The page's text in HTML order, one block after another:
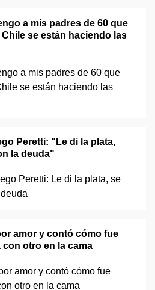
a mis padres de 60 que
se están haciendo las
Peretti: "Le di la plata,
la deuda"
amor y contó cómo fue
otro en la cama